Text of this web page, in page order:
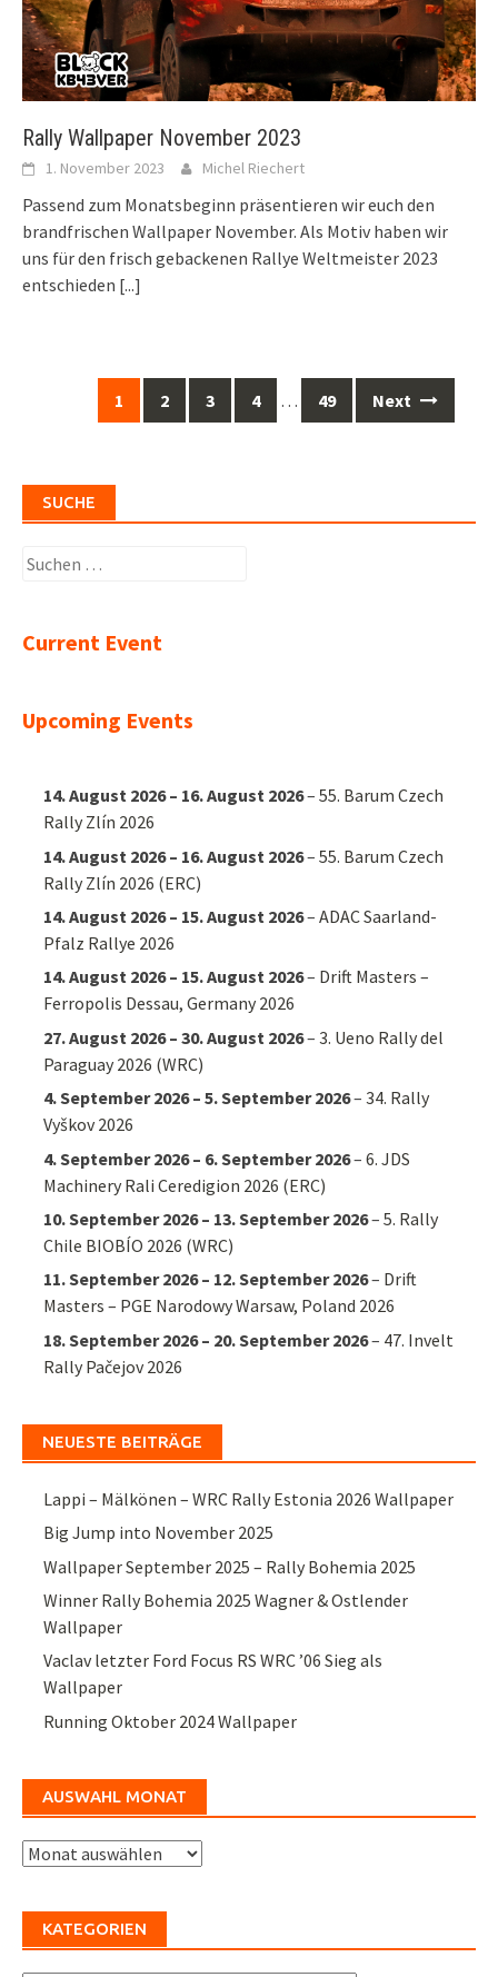
Rally Wallpaper November 2023
1. November 2023 Michel Riechert
Passend zum Monatsbeginn präsentieren wir euch den
brandfrischen Wallpaper November. Als Motiv haben wir
uns für den frisch gebackenen Rallye Weltmeister 2023
entschieden [...]
navigation
1 2 3 4 … 49 Next
SUCHE
Suchen
Current Event
Upcoming Events
14. August 2026– 16. August 2026–55. Barum Czech
Rally Zlín 2026
14. August 2026– 16. August 2026–55. Barum Czech
Rally Zlín 2026 (ERC)
14. August 2026– 15. August 2026–ADAC Saarland-
Pfalz Rallye 2026
14. August 2026– 15. August 2026– Drift Masters –
Ferropolis Dessau, Germany 2026
27. August 2026– 30. August 2026–3. Ueno Rally del
Paraguay 2026 (WRC)
4. September 2026– 5. September 2026–34. Rally
Vyškov 2026
4. September 2026– 6. September 2026–6. JDS
Machinery Rali Ceredigion 2026 (ERC)
10. September 2026– 13. September 2026–5. Rally
Chile BIOBÍO 2026 (WRC)
11. September 2026– 12. September 2026– Drift
Masters – PGE Narodowy Warsaw, Poland 2026
18. September 2026– 20. September 2026– 47. Invelt
Rally Pačejov 2026
NEUESTE BEITRÄGE
Lappi – Mälkönen – WRC Rally Estonia 2026 Wallpaper
Big Jump into November 2025
Wallpaper September 2025 – Rally Bohemia 2025
Winner Rally Bohemia 2025 Wagner & Ostlender
Wallpaper
Vaclav letzter Ford Focus RS WRC ’06 Sieg als
Wallpaper
Running Oktober 2024 Wallpaper
AUSWAHL MONAT
Auswahl
KATEGORIEN